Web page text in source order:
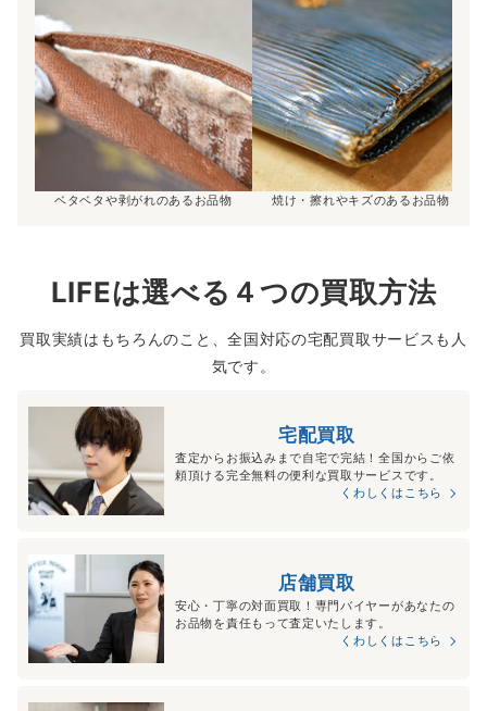
ベタベタや剥がれのあるお品物 焼け・擦れやキズのあるお品物
LIFEは選べる４つの買取方法
買取実績はもちろんのこと、全国対応の宅配買取サービスも人
気です。
宅配買取
査定からお振込みまで自宅で完結！全国からご依
頼頂ける完全無料の便利な買取サービスです。
くわしくはこちら
店舗買取
安心・丁寧の対面買取！専門バイヤーがあなたの
お品物を責任もって査定いたします。
くわしくはこちら